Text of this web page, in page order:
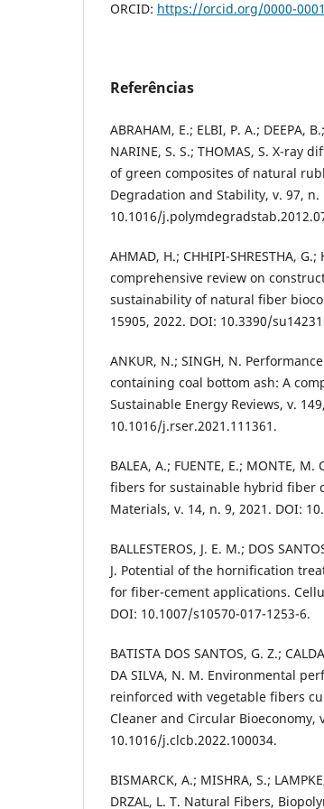
ORCID: https://orcid.org/0000-
Referências
ABRAHAM, E.; ELBI, P. A.; DEEPA,
NARINE, S. S.; THOMAS, S. X-
of green composites of natural
Degradation and Stability, v. 97, n.
10.1016/
AHMAD, H.; CHHIPI-SHRESTHA, G.;
comprehensive review on
sustainability of natural fiber
15905, 2022. DOI: 10.3390/
ANKUR, N.; SINGH, N.
containing coal bottom ash: A
Sustainable Energy Reviews, v.
10.1016/j.rser.2021.111361.
BALEA, A.; FUENTE, E.; MONTE, M.
fibers for sustainable hybrid fiber
Materials, v. 14, n. 9, 2021. DOI:
BALLESTEROS, J. E. M.; DOS
J. Potential of the hornification
for fiber-cement applications.
DOI: 10.1007/s10570-017-1253-6.
BATISTA DOS SANTOS, G. Z.;
DA SILVA, N. M. Environmental
reinforced with vegetable fibers
Cleaner and Circular Bioeconomy,
10.1016/j.clcb.2022.100034.
BISMARCK, A.; MISHRA, S.;
DRZAL, L. T. Natural Fibers,